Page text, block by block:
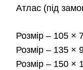
Атлас (під
Розмір – 105 ×
Розмір – 135 ×
Розмір – 150 ×